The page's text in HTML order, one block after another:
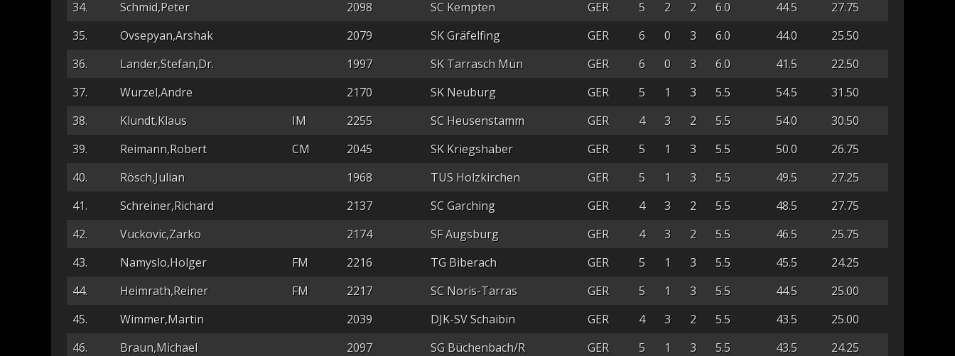
34.
Schmid,Peter 2098 SC Kempten GER 5 2 2 6.0 44.5
27.75
35.
Ovsepyan,Arshak 2079 SK Gräfelfing GER 6 0 3 6.0 44.0
25.50
36.
Lander,Stefan,Dr. 1997 SK Tarrasch Mün GER 6 0 3 6.0 41.5
22.50
37.
Wurzel,Andre 2170 SK Neuburg GER 5 1 3 5.5 54.5
31.50
38.
Klundt,Klaus IM 2255 SC Heusenstamm GER 4 3 2 5.5 54.0
30.50
39.
Reimann,Robert CM 2045 SK Kriegshaber GER 5 1 3 5.5 50.0
26.75
40.
Rösch,Julian 1968 TUS Holzkirchen GER 5 1 3 5.5 49.5
27.25
41.
Schreiner,Richard 2137 SC Garching GER 4 3 2 5.5 48.5
27.75
42.
Vuckovic,Zarko 2174 SF Augsburg GER 4 3 2 5.5 46.5
25.75
43.
Namyslo,Holger FM 2216 TG Biberach GER 5 1 3 5.5 45.5
24.25
44.
Heimrath,Reiner FM 2217 SC Noris-Tarras GER 5 1 3 5.5 44.5
25.00
45.
Wimmer,Martin 2039 DJK-SV Schaibin GER 4 3 2 5.5 43.5
25.00
46.
Braun,Michael 2097 SG Büchenbach/R GER 5 1 3 5.5 43.5
24.25